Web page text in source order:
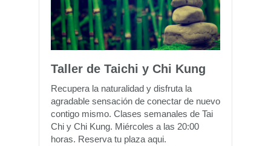
Taller de Taichi y Chi Kung
Recupera la naturalidad y disfruta la
agradable sensación de conectar de nuevo
contigo mismo. Clases semanales de Tai
Chi y Chi Kung. Miércoles a las 20:00
horas. Reserva tu plaza aqui.